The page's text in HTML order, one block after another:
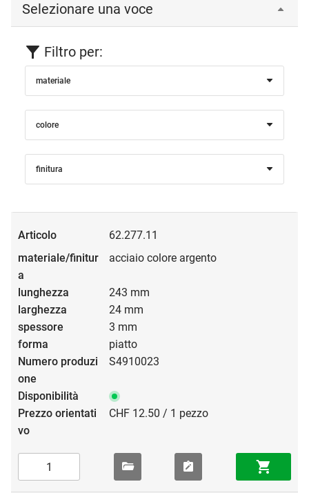
Selezionare una voce
Filtro per:
materiale
colore
finitura
62.277.11
acciaio colore argento
243 mm
24 mm
3 mm
piatto
S4910023
CHF 12.50 / 1 pezzo